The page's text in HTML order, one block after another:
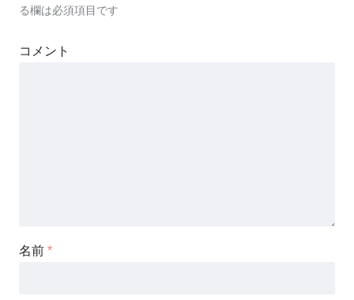
る欄は必須項目です
コメント
名前 *